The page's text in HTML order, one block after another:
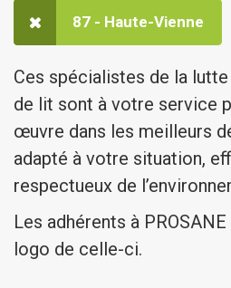
87 - Haute-Vienne
Ces spécialistes de la
de lit sont à votre service
œuvre dans les meilleurs
adapté à votre situation,
respectueux de
Les adhérents à
logo de celle-ci.